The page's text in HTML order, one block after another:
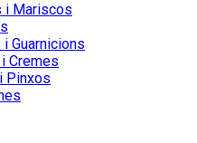
i Mariscos
Guarnicions
Cremes
Pinxos